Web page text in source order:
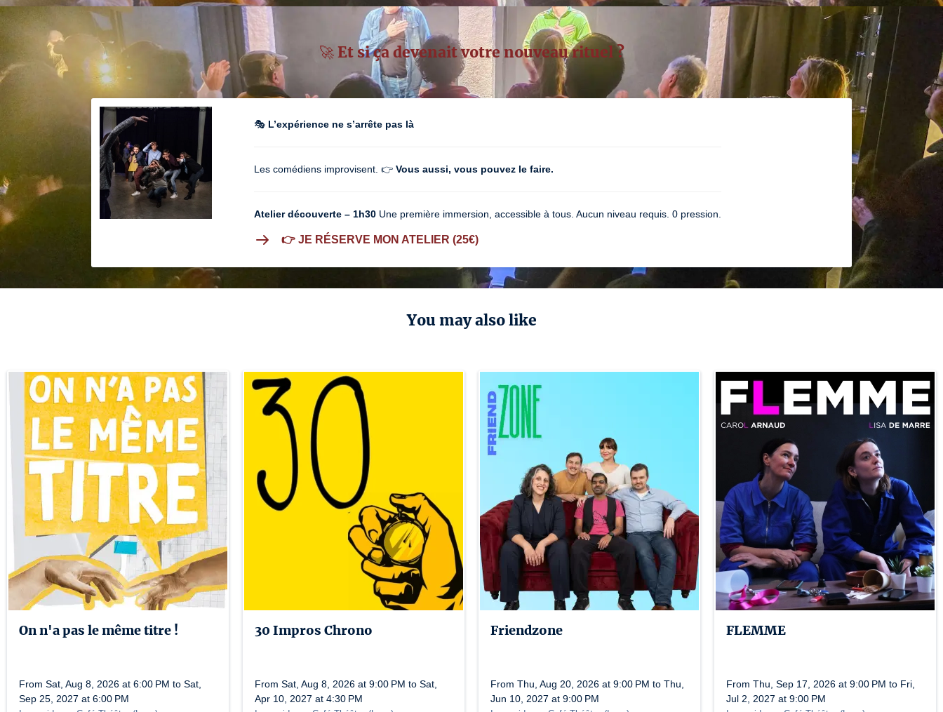
You may also like
On n'a pas le même titre !
From Sat, Aug 8, 2026 at 6:00 PM to Sat,
Sep 25, 2027 at 6:00 PM
30 Impros Chrono
From Sat, Aug 8, 2026 at 9:00 PM to Sat,
Apr 10, 2027 at 4:30 PM
Friendzone
From Thu, Aug 20, 2026 at 9:00 PM to Thu,
Jun 10, 2027 at 9:00 PM
FLEMME
From Thu, Sep 17, 2026 at 9:00 PM to Fri,
Jul 2, 2027 at 9:00 PM
🚀 Et si ça devenait votre nouveau rituel ?
🎭 L’expérience ne s’arrête pas là
Les comédiens improvisent. 👉 Vous aussi, vous pouvez le faire.
Atelier découverte – 1h30 Une première immersion, accessible à tous. Aucun niveau requis. 0 pression.
👉 JE RÉSERVE MON ATELIER (25€)